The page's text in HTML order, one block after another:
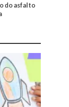
do asfalto